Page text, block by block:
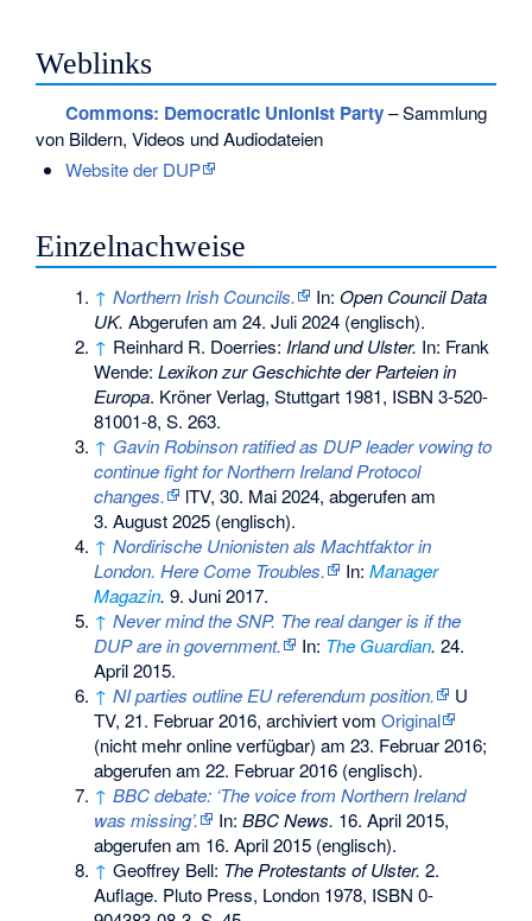
Weblinks
Commons: Democratic Unionist Party– Sammlung
von Bildern, Videos und Audiodateien
Website der DUP
Einzelnachweise
↑ Northern Irish Councils. In:Open Council Data
UK. Abgerufen am 24. Juli 2024 (englisch).
↑ Reinhard R. Doerries: Irland und Ulster. In: Frank
Wende:Lexikon zur Geschichte der Parteien in
Europa. Kröner Verlag, Stuttgart 1981, ISBN 3-520-
81001-8, S. 263.
↑ Gavin Robinson ratified as DUP leader vowing to
continue fight for Northern Ireland Protocol
changes.
lTV, 30. Mai 2024, abgerufen am
3. August 2025 (englisch).
↑ Nordirische Unionisten als Machtfaktor in
London. Here Come Troubles.
In:Manager
Magazin. 9. Juni 2017.
↑ Never mind the SNP. The real danger is if the
DUP are in government.
In: The Guardian. 24.
April 2015.
↑ NI parties outline EU referendum position.
U
TV, 21. Februar 2016, archiviert vomOriginal
(nicht mehr online verfügbar) am23. Februar 2016;
abgerufen am 22. Februar 2016 (englisch).
↑ BBC debate: ‘The voice from Northern Ireland
was missing’.
In:BBC News. 16. April 2015,
abgerufen am 16. April 2015 (englisch).
↑ Geoffrey Bell: The Protestants of Ulster. 2.
Auflage. Pluto Press, London 1978, ISBN 0-